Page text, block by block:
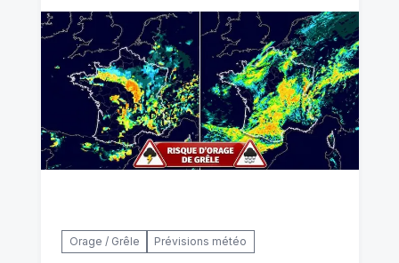
Orage / Grêle Prévisions météo